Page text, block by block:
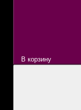
В корзину